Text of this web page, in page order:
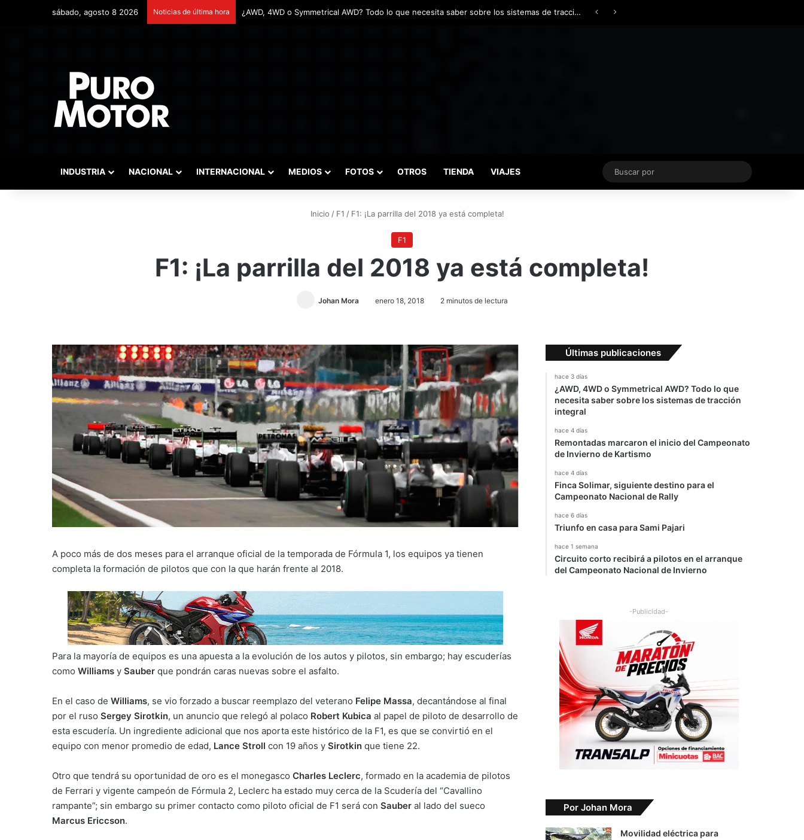
sábado, agosto 8 2026 Noticias de última hora Remontadas marcaron el inicio del Campeonato de Invierno de Kartismo
INDUSTRIA NACIONAL INTERNACIONAL MEDIOS FOTOS OTROS TIENDA VIAJES
Buscar
por
Inicio / F1 / F1: ¡La parrilla del 2018 ya está completa!
F1
F1: ¡La parrilla del 2018 ya está completa!
Johan Mora enero 18, 2018 2 minutos de lectura
A poco más de dos meses para el arranque oficial de la temporada de Fórmula 1, los equipos ya tienen
completa la formación de pilotos que con la que harán frente al 2018.
Para la mayoría de equipos es una apuesta a la evolución de los autos y pilotos, sin embargo; hay escuderías
como Williams y Sauber que pondrán caras nuevas sobre el asfalto.
En el caso de Williams, se vio forzado a buscar reemplazo del veterano Felipe Massa, decantándose al final
por el ruso Sergey Sirotkin, un anuncio que relegó al polaco Robert Kubica al papel de piloto de desarrollo de
esta escudería. Un ingrediente adicional que nos aporta este histórico de la F1, es que se convirtió en el
equipo con menor promedio de edad, Lance Stroll con 19 años y Sirotkin que tiene 22.
Otro que tendrá su oportunidad de oro es el monegasco Charles Leclerc, formado en la academia de pilotos
de Ferrari y vigente campeón de Fórmula 2, Leclerc ha estado muy cerca de la Scudería del “Cavallino
rampante”; sin embargo su primer contacto como piloto oficial de F1 será con Sauber al lado del sueco
Marcus Ericcson.
Últimas publicaciones
hace 3 días
¿AWD, 4WD o Symmetrical AWD? Todo lo que
necesita saber sobre los sistemas de tracción
integral
hace 4 días
Remontadas marcaron el inicio del Campeonato
de Invierno de Kartismo
hace 4 días
Finca Solimar, siguiente destino para el
Campeonato Nacional de Rally
hace 6 días
Triunfo en casa para Sami Pajari
hace 1 semana
Circuito corto recibirá a pilotos en el arranque
del Campeonato Nacional de Invierno
-Publicidad-
Por Johan Mora
Movilidad eléctrica para